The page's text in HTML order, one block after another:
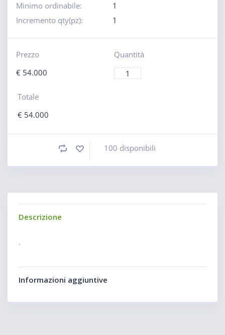
Minimo ordinabile:
1
Incremento qty(pz):
1
Prezzo
€54.000
Quantità
Totale
€54.000
100 disponibili
Descrizione
.
Informazioni aggiuntive